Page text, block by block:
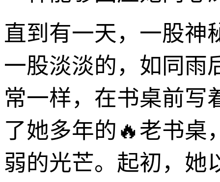
直到有一天，一股神
一股淡淡的，如同雨
常一样，在书桌前写
了她多年的🔥老书桌
弱的光芒。起初，她